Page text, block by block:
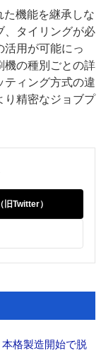
機能を継承しな
、タイリングが必
活用が可能にっ
機の種別ごとの詳
ティング方式の違
り精密なジョブプ
旧Twitter）
格製造開始で脱